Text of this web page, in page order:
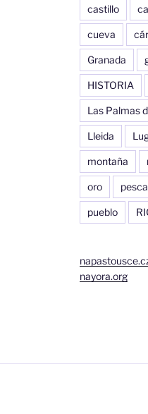
castillo
cueva
Granada
HISTORIA
Las Palmas
Lleida
montaña
oro pesca
pueblo
nayora.org